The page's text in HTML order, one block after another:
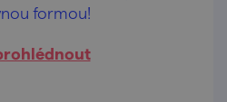
formou!